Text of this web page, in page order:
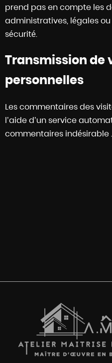
prend pas en compte les
administratives, légales
sécurité.
Transmission de
personnelles
Les commentaires des
l’aide d’un service
commentaires indésirable .